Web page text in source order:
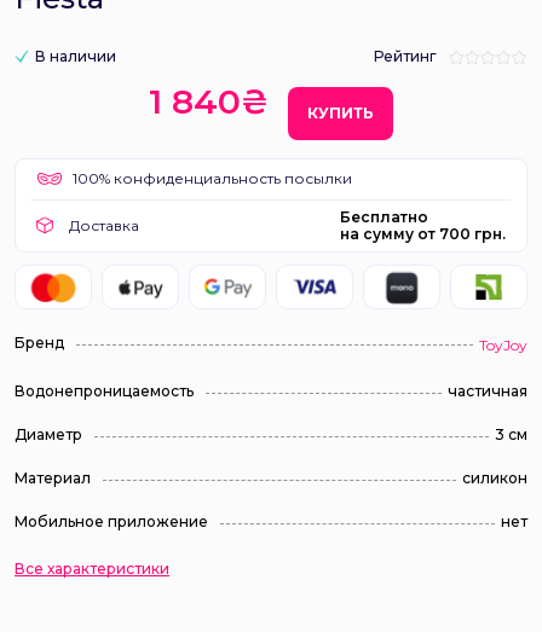
В наличии Рейтинг
1 840₴ КУПИТЬ
100% конфиденциальность посылки
Доставка
Бесплатно
на сумму от 700 грн.
Бренд ToyJoy
Водонепроницаемость частичная
Диаметр 3 см
Материал силикон
Мобильное приложение нет
Все характеристики